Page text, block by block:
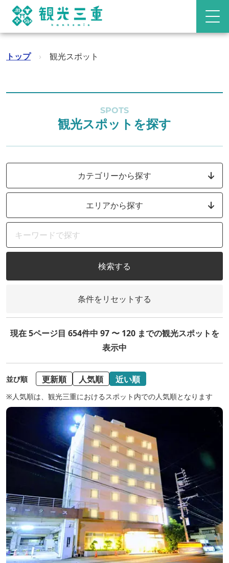
トップ › 観光スポット
SPOTS
観光スポットを探す
カテゴリーから探す
エリアから探す
検索する
条件をリセットする
現在 5ページ目 654件中 97 〜 120 までの観光スポットを
表示中
並び順 更新順 人気順 近い順
※人気順は、観光三重におけるスポット内での人気順となります